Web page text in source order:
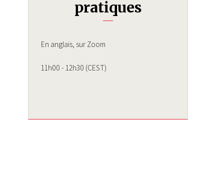
pratiques
En anglais, sur Zoom
11h00 - 12h30 (CEST)